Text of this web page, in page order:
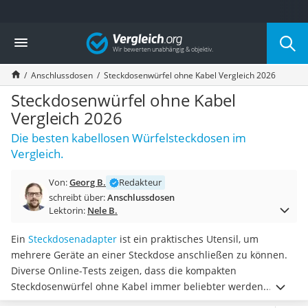
Die beliebtesten Vergleiche nach Kategorie
Baumarkt
Tresor feuerfest
Makita-Akku-Rasenmäher
Kappsäge
Smartes Türschloss
Akku-Rasentrimmer
Feuchtigkeitsmessgerät
Split-Klimaanlage 2 Innengeräte
Bohrmaschine
Tiefbrunnenpumpe
Hochdruckreiniger
Doppelschleifer
Überwachungskamera
Benzinrasenmäher mit Elektrostart
Akku-Laubsauger
Vergleich
Anschlussdosen Steckdosenwürfel ohne Kabel Vergleich 2026
Steckdosenwürfel ohne Kabel
Vergleich 2026
Die besten kabellosen Würfelsteckdosen im
Vergleich.
Von:Georg B.
Redakteur
schreibt über:Anschlussdosen
Lektorin: Nele B.
Ein Steckdosenadapter ist ein praktisches Utensil, um
mehrere Geräte an einer Steckdose anschließen zu können.
Diverse Online-Tests zeigen, dass die kompakten
Steckdosenwürfel ohne Kabel immer beliebter werden.
Steckdosenwürfel verfügen über ein kompaktes Maß und